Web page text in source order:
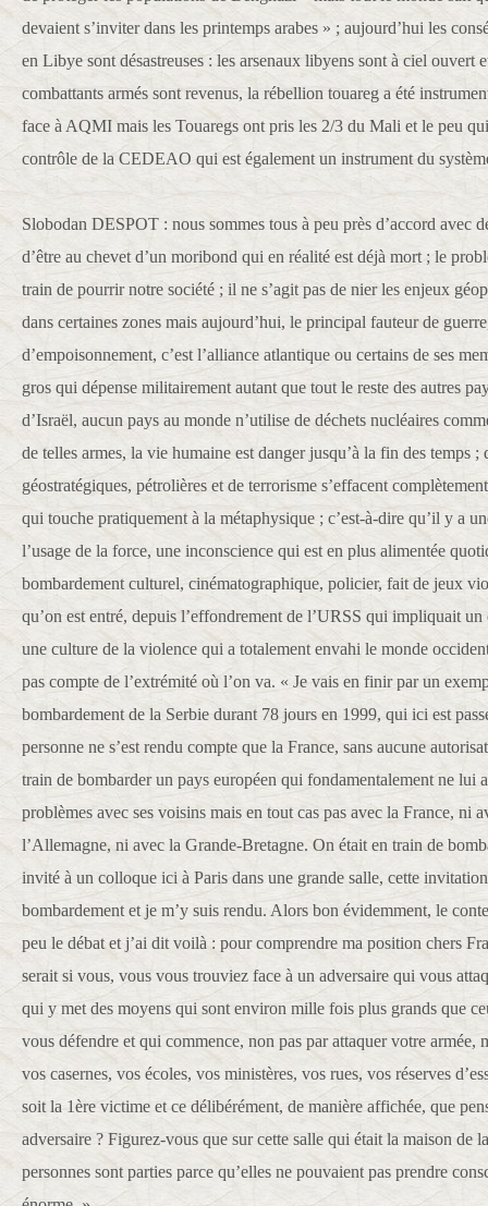
devaient s’inviter dans les printemps arabes » ; aujourd’hui les
en Libye sont désastreuses : les arsenaux libyens sont à ciel ouvert
combattants armés sont revenus, la rébellion touareg a été
face à AQMI mais les Touaregs ont pris les 2/3 du Mali et le peu
contrôle de la CEDEAO qui est également un instrument du
Slobodan DESPOT : nous sommes tous à peu près d’accord avec
d’être au chevet d’un moribond qui en réalité est déjà mort ; le
train de pourrir notre société ; il ne s’agit pas de nier les enjeux
dans certaines zones mais aujourd’hui, le principal fauteur de
d’empoisonnement, c’est l’alliance atlantique ou certains de ses
gros qui dépense militairement autant que tout le reste des autres
d’Israël, aucun pays au monde n’utilise de déchets nucléaires
de telles armes, la vie humaine est danger jusqu’à la fin des temps ;
géostratégiques, pétrolières et de terrorisme s’effacent
qui touche pratiquement à la métaphysique ; c’est-à-dire qu’il y a
l’usage de la force, une inconscience qui est en plus alimentée
bombardement culturel, cinématographique, policier, fait de jeux
qu’on est entré, depuis l’effondrement de l’URSS qui impliquait
une culture de la violence qui a totalement envahi le monde
pas compte de l’extrémité où l’on va. « Je vais en finir par un
bombardement de la Serbie durant 78 jours en 1999, qui ici est
personne ne s’est rendu compte que la France, sans aucune
train de bombarder un pays européen qui fondamentalement ne lui
problèmes avec ses voisins mais en tout cas pas avec la France, ni
l’Allemagne, ni avec la Grande-Bretagne. On était en train de
invité à un colloque ici à Paris dans une grande salle, cette
bombardement et je m’y suis rendu. Alors bon évidemment, le
peu le débat et j’ai dit voilà : pour comprendre ma position chers
serait si vous, vous vous trouviez face à un adversaire qui vous
qui y met des moyens qui sont environ mille fois plus grands que
vous défendre et qui commence, non pas par attaquer votre armée,
vos casernes, vos écoles, vos ministères, vos rues, vos réserves
soit la 1ère victime et ce délibérément, de manière affichée, que
adversaire ? Figurez-vous que sur cette salle qui était la maison de
personnes sont parties parce qu’elles ne pouvaient pas prendre